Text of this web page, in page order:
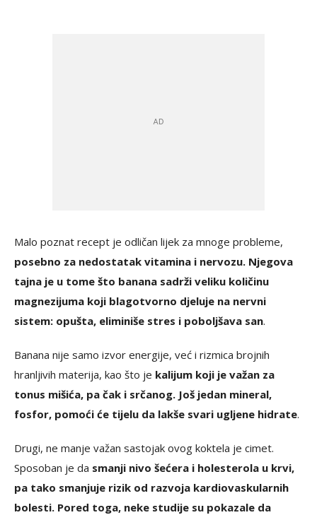
Malo poznat recept je odličan lijek za mnoge probleme,
posebno za nedostatak vitamina i nervozu. Njegova
tajna je u tome što banana sadrži veliku količinu
magnezijuma koji blagotvorno djeluje na nervni
sistem: opušta, eliminiše stres i poboljšava san.
Banana nije samo izvor energije, već i rizmica brojnih
hranljivih materija, kao što je kalijum koji je važan za
tonus mišića, pa čak i srčanog. Još jedan mineral,
fosfor, pomoći će tijelu da lakše svari ugljene hidrate.
Drugi, ne manje važan sastojak ovog koktela je cimet.
Sposoban je da smanji nivo šećera i holesterola u krvi,
pa tako smanjuje rizik od razvoja kardiovaskularnih
bolesti. Pored toga, neke studije su pokazale da